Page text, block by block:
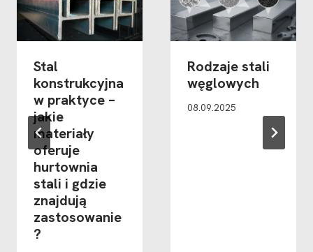
Stal
konstrukcyjna
w praktyce –
jakie
materiały
oferuje
hurtownia
stali i gdzie
znajdują
zastosowanie
?
Rodzaje stali
węglowych
08.09.2025